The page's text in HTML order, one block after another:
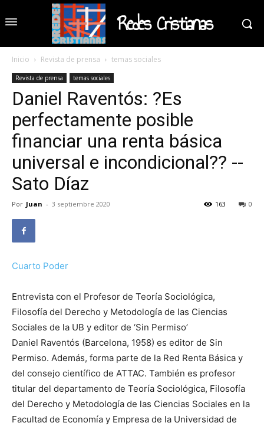
Redes Cristianas
Inicio Revista de prensa temas sociales
Revista de prensa temas sociales
Daniel Raventós: ?Es
perfectamente posible
financiar una renta básica
universal e incondicional?? --
Sato Díaz
Por Juan - 3 septiembre 2020 0
163
Cuarto Poder
Entrevista con el Profesor de Teoría Sociológica,
Filosofía del Derecho y Metodología de las Ciencias
Sociales de la UB y editor de ‘Sin Permiso’
Daniel Raventós (Barcelona, 1958) es editor de Sin
Permiso. Además, forma parte de la Red Renta Básica y
del consejo científico de ATTAC. También es profesor
titular del departamento de Teoría Sociológica, Filosofía
del Derecho y Metodología de las Ciencias Sociales en la
Facultad de Economía y Empresa de la Universidad de